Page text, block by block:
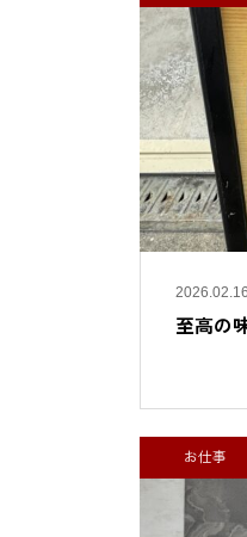
2026.02.16
至高の
お仕事